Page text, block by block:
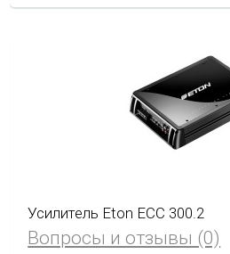
Усилитель Eton ECС 300.2
Вопросы и отзывы (0)